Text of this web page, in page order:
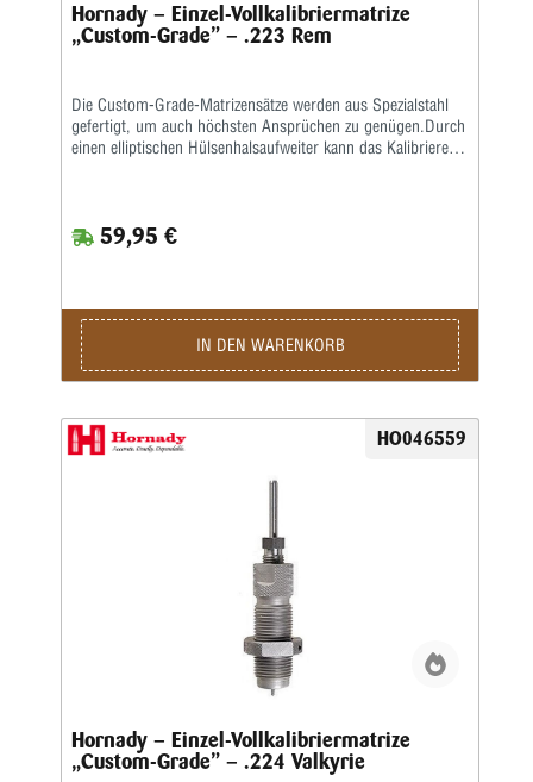
Hornady – Einzel-Vollkalibriermatrize
„Custom-Grade” – .223 Rem
Die Custom-Grade-Matrizensätze werden aus Spezialstahl
gefertigt, um auch höchsten Ansprüchen zu genügen.Durch
einen elliptischen Hülsenhalsaufweiter kann das Kalibrieren
59,95 €
IN DEN WARENKORB
HO046559
Hornady – Einzel-Vollkalibriermatrize
„Custom-Grade” – .224 Valkyrie